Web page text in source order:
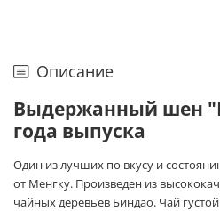
Описание
Выдержанный шен
года выпуска
Один из лучших по вкусу и
от Менгку. Произведен из
чайных деревьев Биндао. Чай